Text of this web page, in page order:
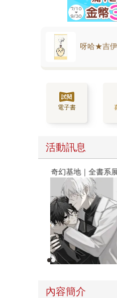
呀哈★吉
電子書
活動訊息
春光ｘ奇幻基地｜
內容簡介